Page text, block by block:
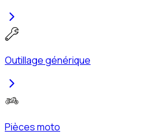
Outillage générique
Pièces moto